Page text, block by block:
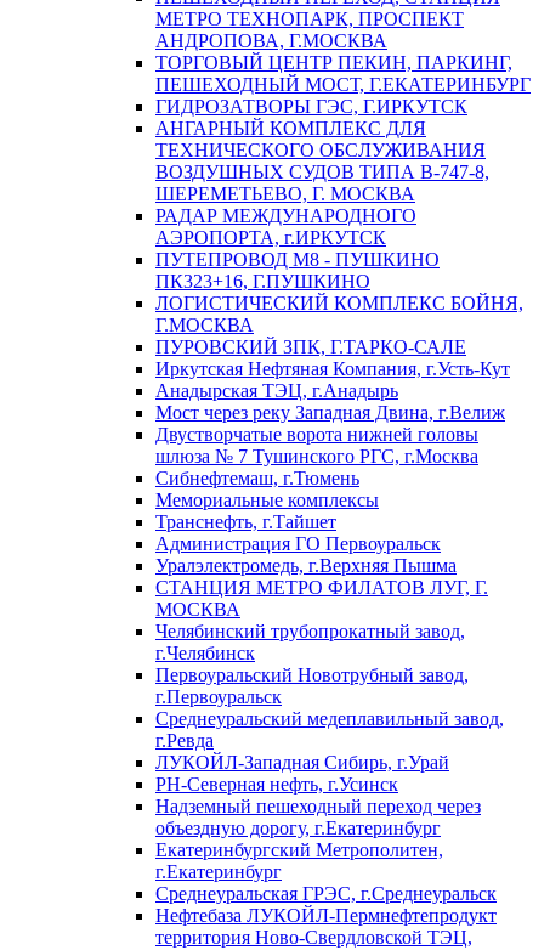
МЕТРО ТЕХНОПАРК, ПРОСПЕКТ
АНДРОПОВА, Г.МОСКВА
ТОРГОВЫЙ ЦЕНТР ПЕКИН, ПАРКИНГ,
ПЕШЕХОДНЫЙ МОСТ, Г.ЕКАТЕРИНБУРГ
ГИДРОЗАТВОРЫ ГЭС, Г.ИРКУТСК
АНГАРНЫЙ КОМПЛЕКС ДЛЯ
ТЕХНИЧЕСКОГО ОБСЛУЖИВАНИЯ
ВОЗДУШНЫХ СУДОВ ТИПА В-747-8,
ШЕРЕМЕТЬЕВО, Г. МОСКВА
РАДАР МЕЖДУНАРОДНОГО
АЭРОПОРТА, г.ИРКУТСК
ПУТЕПРОВОД М8 - ПУШКИНО
ПК323+16, Г.ПУШКИНО
ЛОГИСТИЧЕСКИЙ КОМПЛЕКС БОЙНЯ,
Г.МОСКВА
ПУРОВСКИЙ ЗПК, Г.ТАРКО-САЛЕ
Иркутская Нефтяная Компания, г.Усть-Кут
Анадырская ТЭЦ, г.Анадырь
Мост через реку Западная Двина, г.Велиж
Двустворчатые ворота нижней головы
шлюза № 7 Тушинского РГС, г.Москва
Сибнефтемаш, г.Тюмень
Мемориальные комплексы
Транснефть, г.Тайшет
Администрация ГО Первоуральск
Уралэлектромедь, г.Верхняя Пышма
СТАНЦИЯ МЕТРО ФИЛАТОВ ЛУГ, Г.
МОСКВА
Челябинский трубопрокатный завод,
г.Челябинск
Первоуральский Новотрубный завод,
г.Первоуральск
Среднеуральский медеплавильный завод,
г.Ревда
ЛУКОЙЛ-Западная Сибирь, г.Урай
РН-Северная нефть, г.Усинск
Надземный пешеходный переход через
объездную дорогу, г.Екатеринбург
Екатеринбургский Метрополитен,
г.Екатеринбург
Среднеуральская ГРЭС, г.Среднеуральск
Нефтебаза ЛУКОЙЛ-Пермнефтепродукт
территория Ново-Свердловской ТЭЦ,